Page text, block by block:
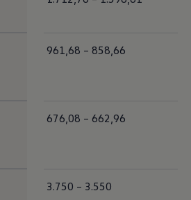
961,68 – 858,66
676,08 – 662,96
3.750 – 3.550